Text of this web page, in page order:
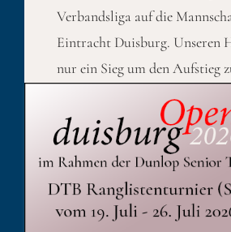
Verbandsliga auf die
Eintracht Duisburg. Unseren
nur ein Sieg um den Aufstieg
Published On: 23. August 2021
Kategorien:Sport